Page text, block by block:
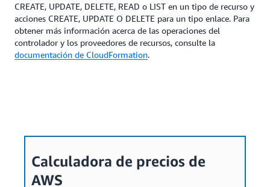
CREATE, UPDATE, DELETE, READ o LIST en un tipo de recurso y
acciones CREATE, UPDATE O DELETE para un tipo enlace. Para
obtener más información acerca de las operaciones del
controlador y los proveedores de recursos, consulte la
documentación de CloudFormation.
Calculadora de precios de
AWS